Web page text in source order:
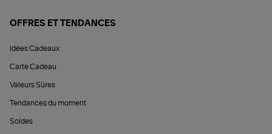
OFFRES ET TENDANCES
Idées Cadeaux
Carte Cadeau
Valeurs Sûres
Tendances du moment
Soldes